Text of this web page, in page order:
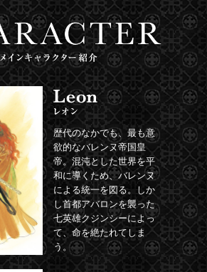
歴代のなかでも、最も意
欲的なバレンヌ帝国皇
帝。混沌とした世界を平
和に導くため、バレンヌ
による統一を図る。しか
し首都アバロンを襲った
七英雄クジンシーによっ
て、命を絶たれてしま
う。